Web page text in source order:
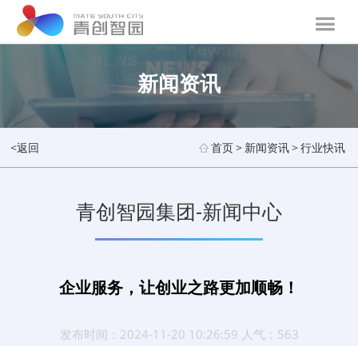
新闻资讯
<返回 首页> 新闻资讯>行业快讯
青创智园集团-新闻中心
企业服务，让创业之路更加顺畅！
发布时间：2024-11-20 10:26:59 人气：563